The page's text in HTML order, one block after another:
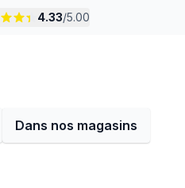
4.33/5.00
Dans nos magasins